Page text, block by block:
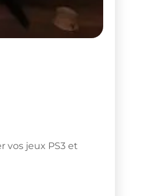
vos jeux PS3 et